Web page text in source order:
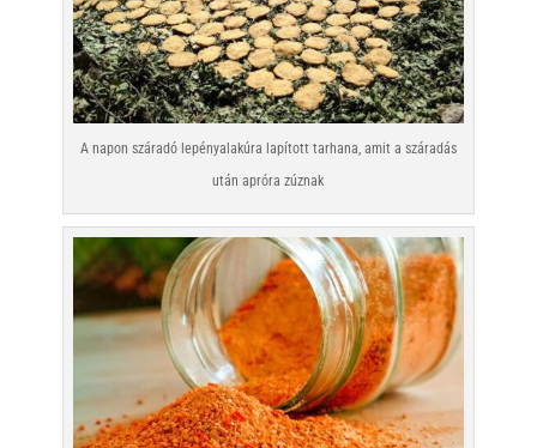
A napon száradó lepényalakúra lapított tarhana, amit a száradás
után apróra zúznak